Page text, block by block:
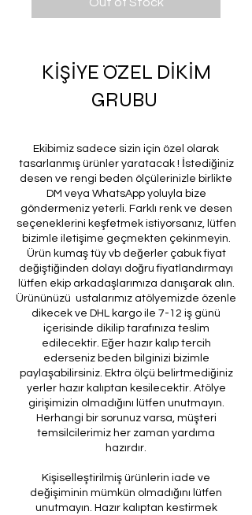
Out of Stock
KİŞİYE ÖZEL DİKİM
GRUBU
Ekibimiz sadece sizin için özel olarak
tasarlanmış ürünler yaratacak ! İstediğiniz
desen ve rengi beden ölçülerinizle birlikte
DM veya WhatsApp yoluyla bize
göndermeniz yeterli. Farklı renk ve desen
seçeneklerini keşfetmek istiyorsanız, lütfen
bizimle iletişime geçmekten çekinmeyin.
Ürün kumaş tüy vb değerler çabuk fiyat
değiştiğinden dolayı doğru fiyatlandırmayı
lütfen ekip arkadaşlarımıza danışarak alın.
Ürününüzü ustalarımız atölyemizde özenle
dikecek ve DHL kargo ile 7-12 iş günü
içerisinde dikilip tarafınıza teslim
edilecektir. Eğer hazır kalıp tercih
ederseniz beden bilginizi bizimle
paylaşabilirsiniz. Ektra ölçü belirtmediğiniz
yerler hazır kalıptan kesilecektir. Atölye
girişimizin olmadığını lütfen unutmayın.
Herhangi bir sorunuz varsa, müşteri
temsilcilerimiz her zaman yardıma
hazırdır.
Kişiselleştirilmiş ürünlerin iade ve
değişiminin mümkün olmadığını lütfen
unutmayın. Hazır kalıptan kestirmek